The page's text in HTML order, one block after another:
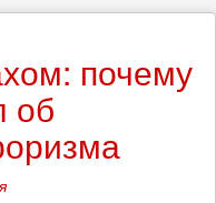
почему
об